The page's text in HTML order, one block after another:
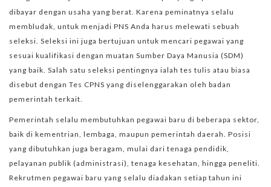
dibayar dengan usaha yang berat. Karena peminatnya selalu
membludak, untuk menjadi PNS Anda harus melewati sebuah
seleksi. Seleksi ini juga bertujuan untuk mencari pegawai yang
sesuai kualifikasi dengan muatan Sumber Daya Manusia (SDM)
yang baik. Salah satu seleksi pentingnya ialah tes tulis atau biasa
disebut dengan Tes CPNS yang diselenggarakan oleh badan
pemerintah terkait.
Pemerintah selalu membutuhkan pegawai baru di beberapa sektor,
baik di kementrian, lembaga, maupun pemerintah daerah. Posisi
yang dibutuhkan juga beragam, mulai dari tenaga pendidik,
pelayanan publik (administrasi), tenaga kesehatan, hingga peneliti.
Rekrutmen pegawai baru yang selalu diadakan setiap tahun ini